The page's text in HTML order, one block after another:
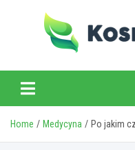
Home Medycyna Po jakim